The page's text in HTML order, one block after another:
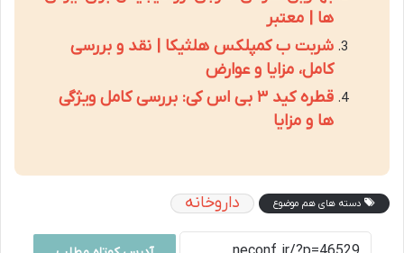
ها | معتبر
شربت ب کمپلکس هلثیکا | نقد و بررسی
کامل، مزایا و عوارض
قطره کید ۳ بی اس کی: بررسی کامل ویژگی
ها و مزایا
دسته های هم موضوع داروخانه